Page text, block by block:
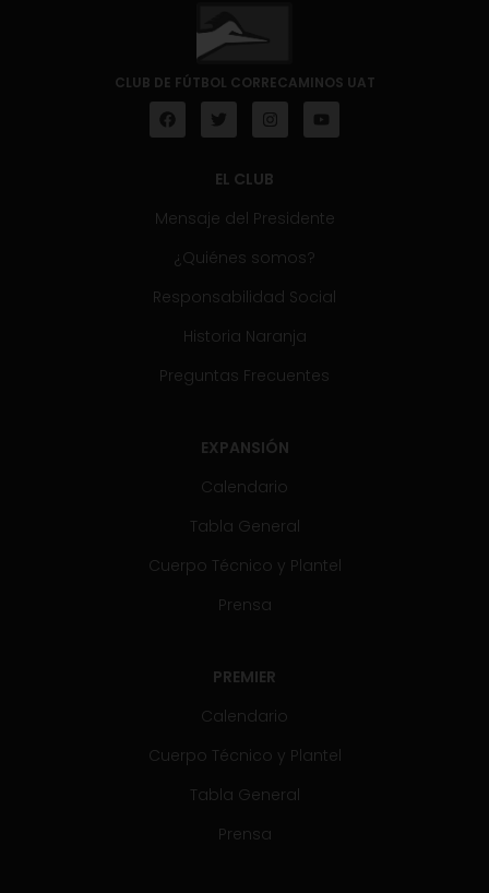
CLUB DE FÚTBOL CORRECAMINOS UAT
EL CLUB
Mensaje del Presidente
¿Quiénes somos?
Responsabilidad Social
Historia Naranja
Preguntas Frecuentes
EXPANSIÓN
Calendario
Tabla General
Cuerpo Técnico y Plantel
Prensa
PREMIER
Calendario
Cuerpo Técnico y Plantel
Tabla General
Prensa